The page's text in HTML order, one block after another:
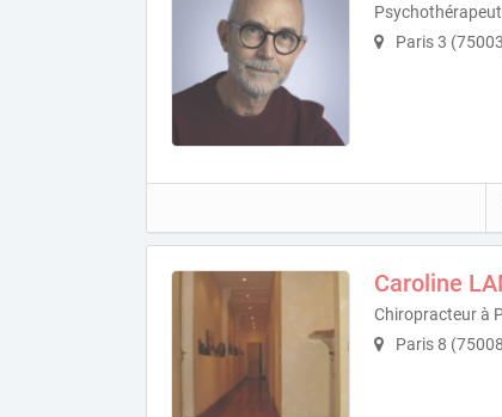
Paris 3
Caroline
Chiropracteur à
Paris 8